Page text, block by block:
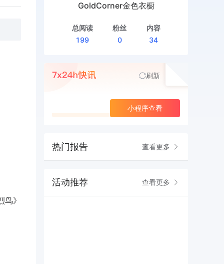
》
GoldCorner金色衣橱
总阅读
199
粉丝
0
内容
34
刷新
小程序查看
热门报告 查看更多
活动推荐 查看更多